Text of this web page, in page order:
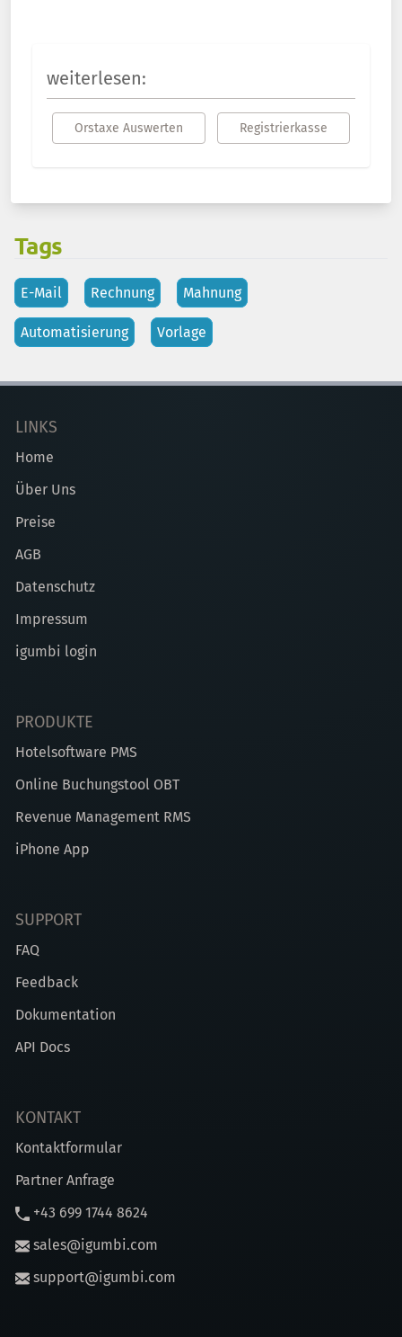
weiterlesen:
Orstaxe Auswerten Registrierkasse
Tags
E-Mail Rechnung Mahnung
Automatisierung Vorlage
LINKS
Home
Über Uns
Preise
AGB
Datenschutz
Impressum
igumbi login
PRODUKTE
Hotelsoftware PMS
Online Buchungstool OBT
Revenue Management RMS
iPhone App
SUPPORT
FAQ
Feedback
Dokumentation
API Docs
KONTAKT
Kontaktformular
Partner Anfrage
+43 699 1744 8624
sales@igumbi.com
support@igumbi.com